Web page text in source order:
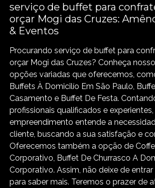
serviço de buffet para
orçar Mogi das Cruzes:
& Eventos
Procurando serviço de buffet para
orçar Mogi das Cruzes? Conheça
opções variadas que oferecemos,
Buffets À Domicilío Em São Paulo,
Casamento e Buffet De Festa.
profissionais qualificados e experientes,
empreendimento entende a
cliente, buscando a sua satisfação e
Oferecemos também a opção de
Corporativo, Buffet De Churrasco A
Corporativo. Assim, não deixe de
para saber mais. Teremos o prazer de